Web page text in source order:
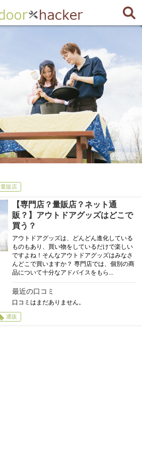
量販店
【専門店？量販店？ネット通
販？】アウトドアグッズはどこで
買う？
アウトドアグッズは、どんどん進化している
ものもあり、買い物をしているだけで楽しい
ですよね！そんなアウトドアグッズはみなさ
んどこで買いますか？ 専門店では、個別の商
品について十分なアドバイスをもら...
最近の口コミ
口コミはまだありません。
通販